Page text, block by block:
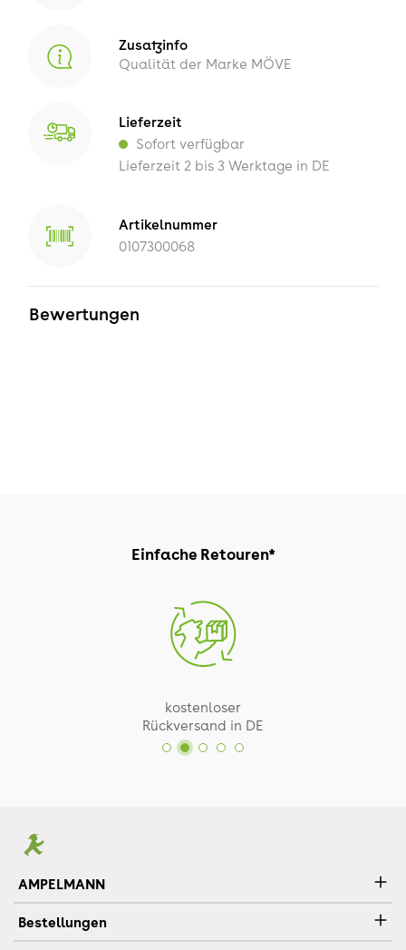
Zusatzinfo
Qualität der Marke MÖVE
Lieferzeit
Sofort verfügbar
Lieferzeit 2 bis 3 Werktage in DE
Artikelnummer
0107300068
Bewertungen
Einfache Retouren*
kostenloser
Rückversand in DE
AMPELMANN
Bestellungen